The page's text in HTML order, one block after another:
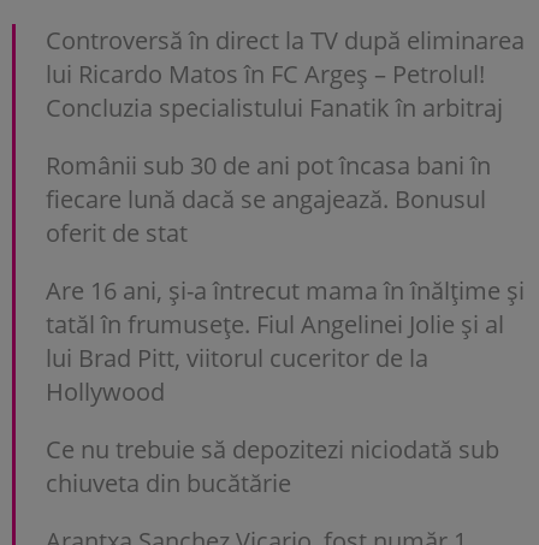
Controversă în direct la TV după eliminarea
lui Ricardo Matos în FC Argeș – Petrolul!
Concluzia specialistului Fanatik în arbitraj
Românii sub 30 de ani pot încasa bani în
fiecare lună dacă se angajează. Bonusul
oferit de stat
Are 16 ani, și-a întrecut mama în înălțime și
tatăl în frumusețe. Fiul Angelinei Jolie și al
lui Brad Pitt, viitorul cuceritor de la
Hollywood
Ce nu trebuie să depozitezi niciodată sub
chiuveta din bucătărie